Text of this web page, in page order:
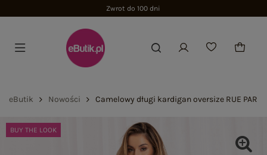
Zwrot do 100 dni
eButik Nowości Camelowy długi kardigan oversize RUE PARIS
BUY THE LOOK